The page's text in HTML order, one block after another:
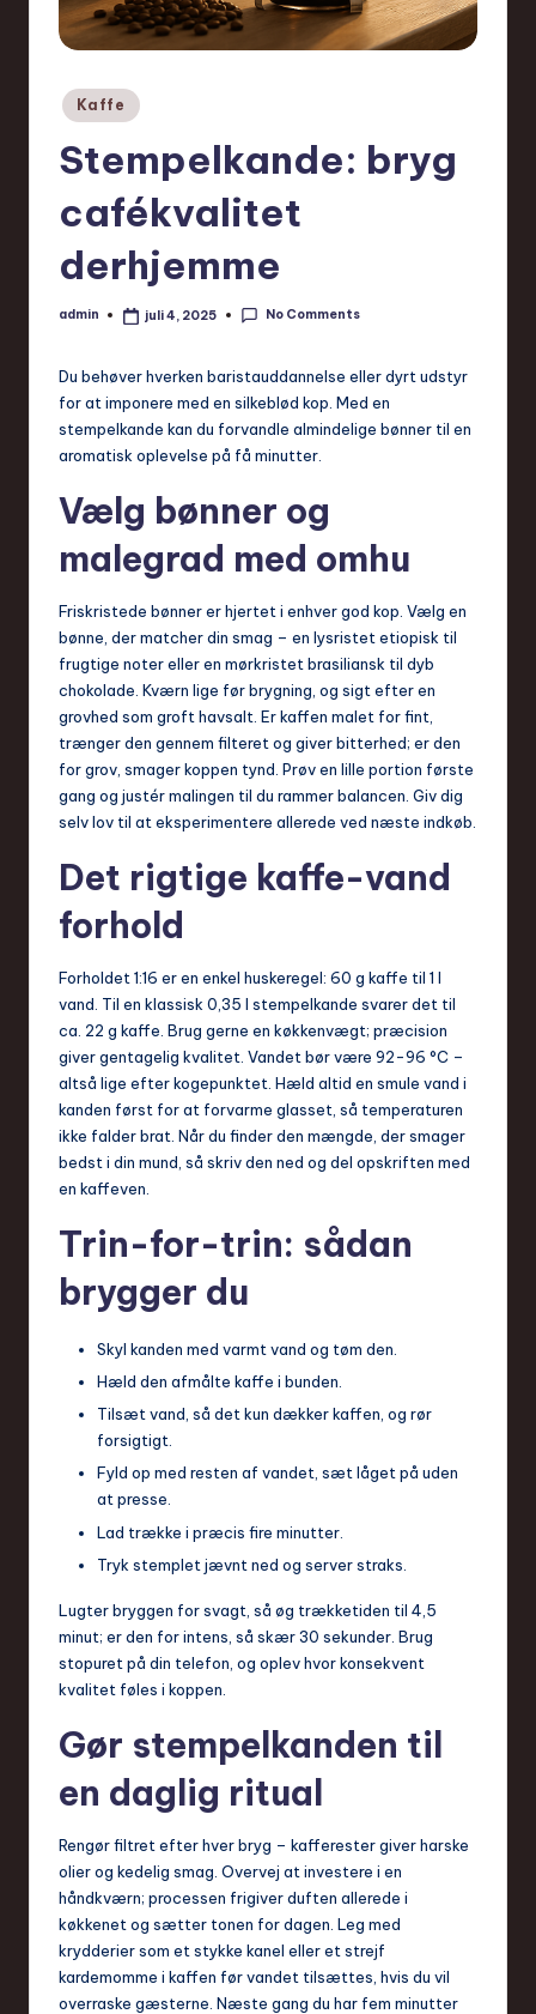
Posted
in
Kaffe
Stempelkande: bryg
cafékvalitet
derhjemme
Posted
admin juli 4, 2025 No Comments
Du behøver hverken baristauddannelse eller dyrt udstyr
for at imponere med en silkeblød kop. Med en
stempelkande kan du forvandle almindelige bønner til en
aromatisk oplevelse på få minutter.
Vælg bønner og
malegrad med omhu
Friskristede bønner er hjertet i enhver god kop. Vælg en
bønne, der matcher din smag – en lysristet etiopisk til
frugtige noter eller en mørkristet brasiliansk til dyb
chokolade. Kværn lige før brygning, og sigt efter en
grovhed som groft havsalt. Er kaffen malet for fint,
trænger den gennem filteret og giver bitterhed; er den
for grov, smager koppen tynd. Prøv en lille portion første
gang og justér malingen til du rammer balancen. Giv dig
selv lov til at eksperimentere allerede ved næste indkøb.
Det rigtige kaffe-vand
forhold
Forholdet 1:16 er en enkel huskeregel: 60 g kaffe til 1 l
vand. Til en klassisk 0,35 l stempelkande svarer det til
ca. 22 g kaffe. Brug gerne en køkkenvægt; præcision
giver gentagelig kvalitet. Vandet bør være 92-96 °C –
altså lige efter kogepunktet. Hæld altid en smule vand i
kanden først for at forvarme glasset, så temperaturen
ikke falder brat. Når du finder den mængde, der smager
bedst i din mund, så skriv den ned og del opskriften med
en kaffeven.
Trin-for-trin: sådan
brygger du
Skyl kanden med varmt vand og tøm den.
Hæld den afmålte kaffe i bunden.
Tilsæt vand, så det kun dækker kaffen, og rør
forsigtigt.
Fyld op med resten af vandet, sæt låget på uden
at presse.
Lad trække i præcis fire minutter.
Tryk stemplet jævnt ned og server straks.
Lugter bryggen for svagt, så øg trækketiden til 4,5
minut; er den for intens, så skær 30 sekunder. Brug
stopuret på din telefon, og oplev hvor konsekvent
kvalitet føles i koppen.
Gør stempelkanden til
en daglig ritual
Rengør filtret efter hver bryg – kafferester giver harske
olier og kedelig smag. Overvej at investere i en
håndkværn; processen frigiver duften allerede i
køkkenet og sætter tonen for dagen. Leg med
krydderier som et stykke kanel eller et strejf
kardemomme i kaffen før vandet tilsættes, hvis du vil
overraske gæsterne. Næste gang du har fem minutter